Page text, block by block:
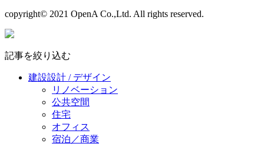
copyright© 2021 OpenA Co.,Ltd. All rights reserved.
記事を絞り込む
建設設計 / デザイン
リノベーション
公共空間
住宅
オフィス
宿泊／商業